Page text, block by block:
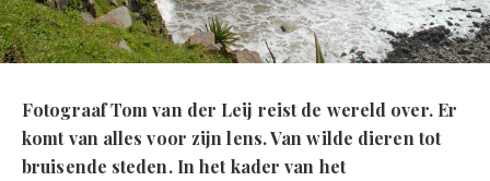
Fotograaf Tom van der Leij reist de wereld over. Er
komt van alles voor zijn lens. Van wilde dieren tot
bruisende steden. In het kader van het